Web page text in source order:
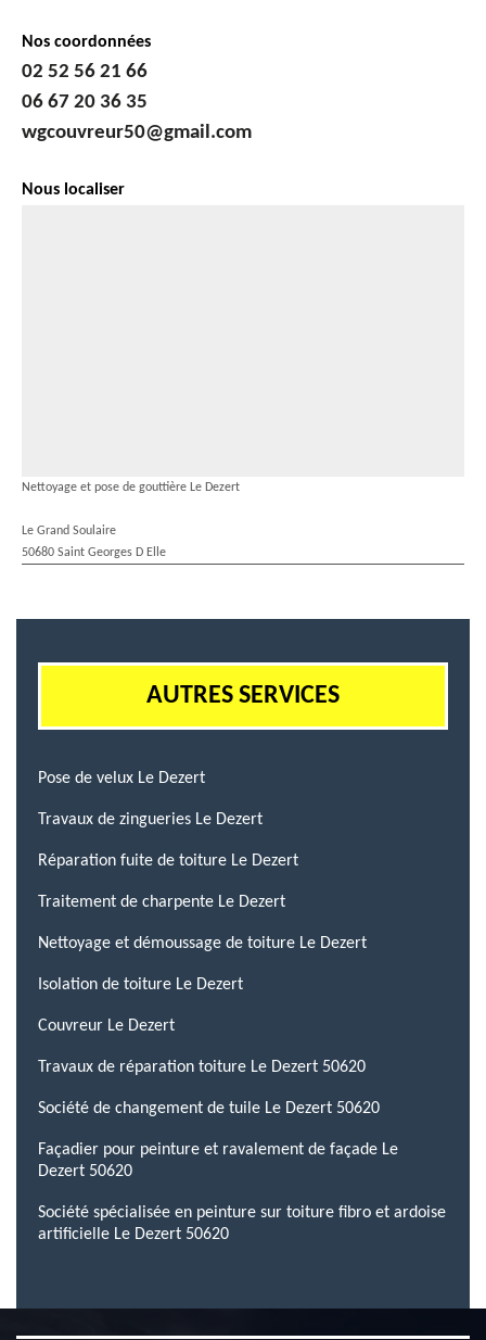
Nos coordonnées
02 52 56 21 66
06 67 20 36 35
wgcouvreur50@gmail.com
Nous localiser
Nettoyage et pose de gouttière Le Dezert
Le Grand Soulaire
50680 Saint Georges D Elle
AUTRES SERVICES
Pose de velux Le Dezert
Travaux de zingueries Le Dezert
Réparation fuite de toiture Le Dezert
Traitement de charpente Le Dezert
Nettoyage et démoussage de toiture Le Dezert
Isolation de toiture Le Dezert
Couvreur Le Dezert
Travaux de réparation toiture Le Dezert 50620
Société de changement de tuile Le Dezert 50620
Façadier pour peinture et ravalement de façade Le
Dezert 50620
Société spécialisée en peinture sur toiture fibro et ardoise
artificielle Le Dezert 50620